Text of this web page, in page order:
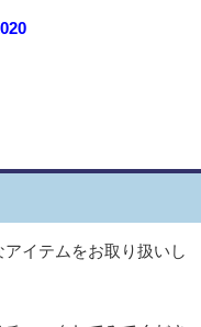
イテムをお取り扱いし